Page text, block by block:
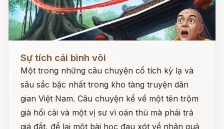
Sự tích cái bình vôi
Một trong những câu chuyện cổ tích kỳ lạ và
sâu sắc bậc nhất trong kho tàng truyện dân
gian Việt Nam. Câu chuyện kể về một tên trộm
già hối cải và một vị sư vì oán thù mà phải trả
giá đắt, để lại một bài học đau xót về nhân quả